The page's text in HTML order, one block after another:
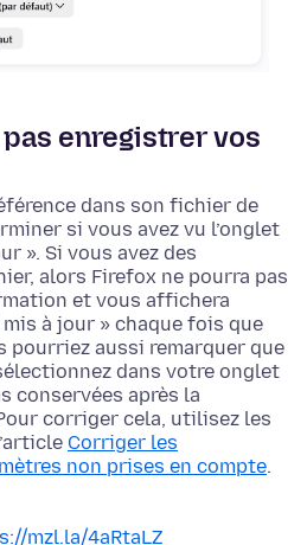
enregistrer vos
dans son fichier de
si vous avez vu l’onglet
». Si vous avez des
alors Firefox ne pourra pas
et vous affichera
mis à jour » chaque fois que
pourriez aussi remarquer que
dans votre onglet
conservées après la
corriger cela, utilisez les
Corriger les
non prises en compte.
mzl.la/4aRtaLZ